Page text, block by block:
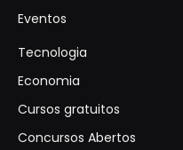
Eventos
Tecnologia
Economia
Cursos gratuitos
Concursos Abertos